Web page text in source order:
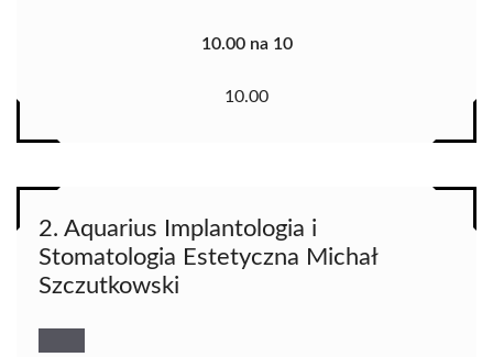
10.00 na 10
10.00
2. Aquarius Implantologia i
Stomatologia Estetyczna Michał
Szczutkowski